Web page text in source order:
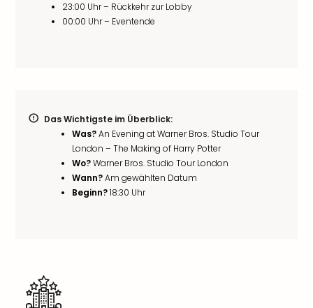
23:00 Uhr – Rückkehr zur Lobby
00:00 Uhr – Eventende
Das Wichtigste im Überblick:
Was?An Evening at Warner Bros. Studio Tour
London – The Making of Harry Potter
Wo?Warner Bros. Studio Tour London
Wann?Am gewählten Datum
Beginn?18:30 Uhr